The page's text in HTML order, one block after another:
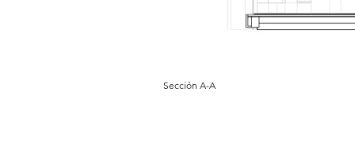
Sección A-A